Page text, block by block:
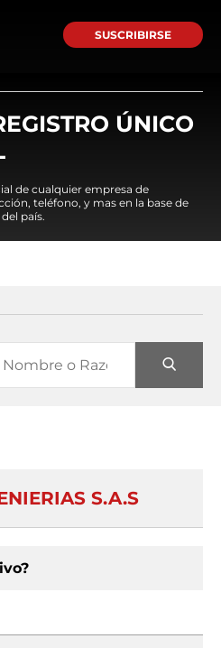
SUSCRIBIRSE
ÚNICO
de cualquier empresa de
teléfono, y mas en la base de
país.
S.A.S